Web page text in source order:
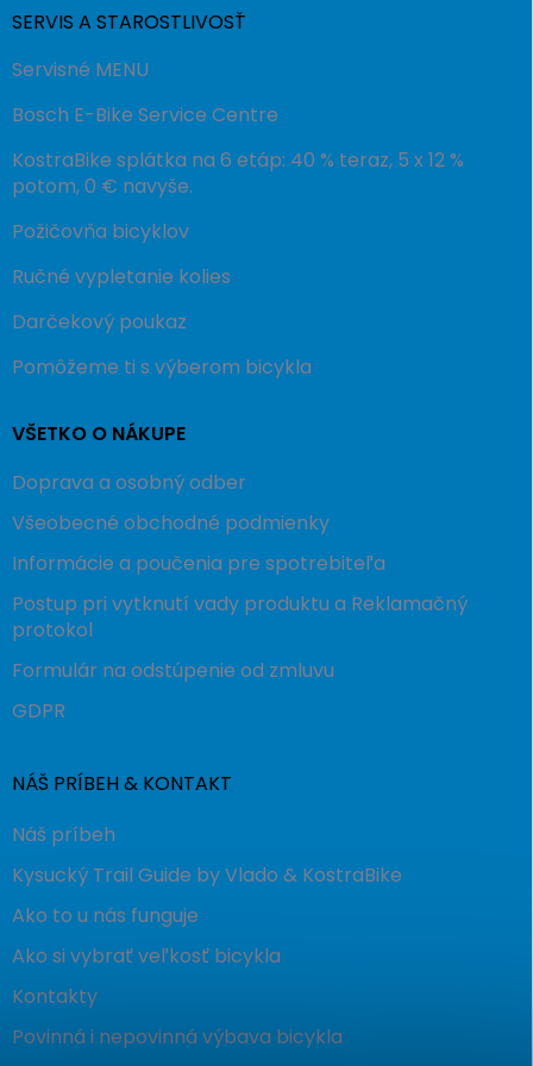
SERVIS A STAROSTLIVOSŤ
Servisné MENU
Bosch E-Bike Service Centre
KostraBike splátka na 6 etáp: 40 % teraz, 5 x 12 %
potom, 0 € navyše.
Požičovňa bicyklov
Ručné vypletanie kolies
Darčekový poukaz
Pomôžeme ti s výberom bicykla
VŠETKO O NÁKUPE
Doprava a osobný odber
Všeobecné obchodné podmienky
Informácie a poučenia pre spotrebiteľa
Postup pri vytknutí vady produktu a Reklamačný
protokol
Formulár na odstúpenie od zmluvu
GDPR
NÁŠ PRÍBEH & KONTAKT
Náš príbeh
Kysucký Trail Guide by Vlado & KostraBike
Ako to u nás funguje
Ako si vybrať veľkosť bicykla
Kontakty
Povinná i nepovinná výbava bicykla